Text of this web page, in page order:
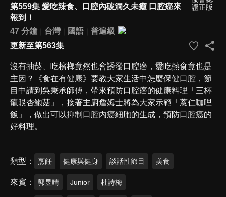
第559集 愛吃辣食、口腔內破洞久未癒 口腔癌來
報到！
47 分鐘
台灣 國語
普遍級
更新至第563集
沒有抽菸、吃檳榔竟然也會誘發口腔癌，愛吃熱食竟也是
主因？《食在有健康》要教大家生活中怎麼保健口腔，節
目中請到吳秉承師傅，帶來預防口腔癌的健康料理「三杯
龍眼杏鮑菇」，接著主廚詹姆士將為大家示範「薏仁咖哩
飯」，做出可以抑制口腔內癌細胞的生成，預防口腔癌的
好料理。
類型 烹飪 健康與健身 談話性節目 美食
來賓 郭昱晴 Junior 杜詩梅